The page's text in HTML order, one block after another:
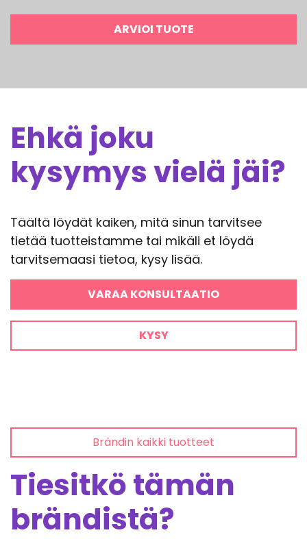
ARVIOI TUOTE
Ehkä joku
kysymys vielä jäi?
Täältä löydät kaiken, mitä sinun tarvitsee
tietää tuotteistamme tai mikäli et löydä
tarvitsemaasi tietoa, kysy lisää.
VARAA KONSULTAATIO
KYSY
Brändin kaikki tuotteet
Tiesitkö tämän
brändistä?